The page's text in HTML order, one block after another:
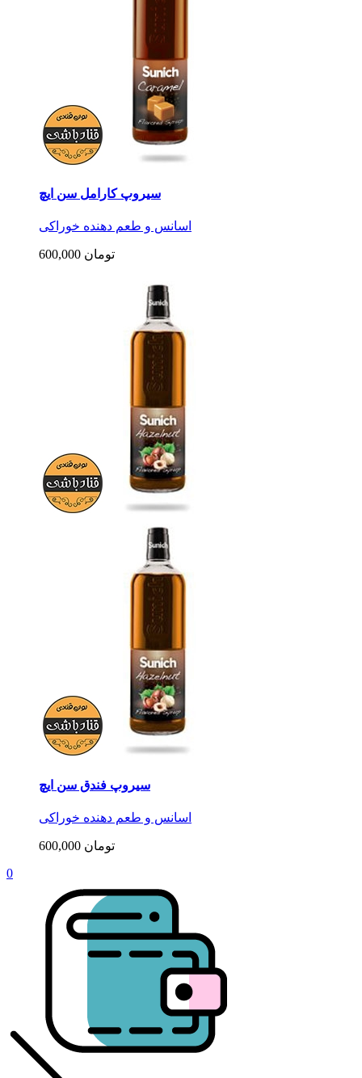
سیروپ کارامل سن ایچ
اسانس و طعم دهنده خوراکی
600,000 تومان
سیروپ فندق سن ایچ
اسانس و طعم دهنده خوراکی
600,000 تومان
0